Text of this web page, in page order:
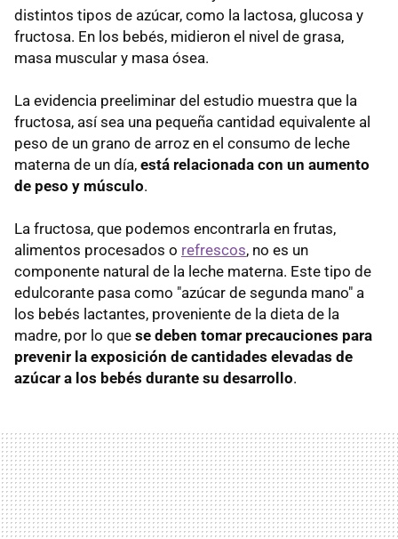
distintos tipos de azúcar, como la lactosa, glucosa y
fructosa. En los bebés, midieron el nivel de grasa,
masa muscular y masa ósea.
La evidencia preeliminar del estudio muestra que la
fructosa, así sea una pequeña cantidad equivalente al
peso de un grano de arroz en el consumo de leche
materna de un día, está relacionada con un aumento
de peso y músculo.
La fructosa, que podemos encontrarla en frutas,
alimentos procesados o refrescos, no es un
componente natural de la leche materna. Este tipo de
edulcorante pasa como "azúcar de segunda mano" a
los bebés lactantes, proveniente de la dieta de la
madre, por lo que se deben tomar precauciones para
prevenir la exposición de cantidades elevadas de
azúcar a los bebés durante su desarrollo.